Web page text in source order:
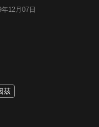
12月07日
茲